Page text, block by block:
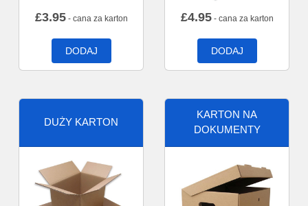
£3.95- cana za karton
DODAJ
£4.95- cana za karton
DODAJ
DUŻY KARTON
KARTON NA
DOKUMENTY